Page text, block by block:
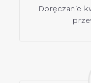
Doręczanie